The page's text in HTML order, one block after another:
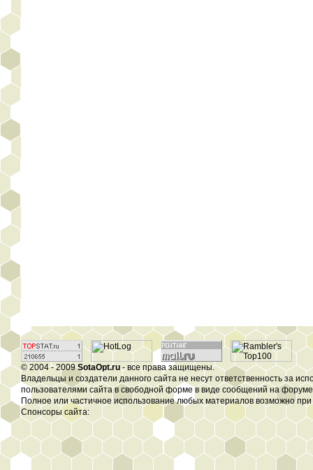
© 2004 - 2009SotaOpt.ru- все права защищены.
Владельцы и создатели данного сайта не несут ответственность за
пользователями сайта в свободной форме в виде сообщений на
Полное или частичное использование любых материалов возможно
Спонсоры сайта: